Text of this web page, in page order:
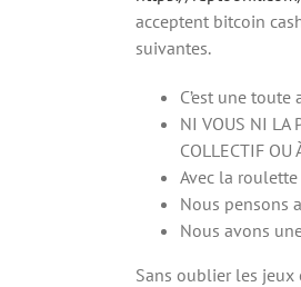
acceptent bitcoin
suivantes.
C’est une
NI VOUS NI LA
COLLECTIF OU
Avec la
Nous pensons
Nous avons
Sans oublier les jeux